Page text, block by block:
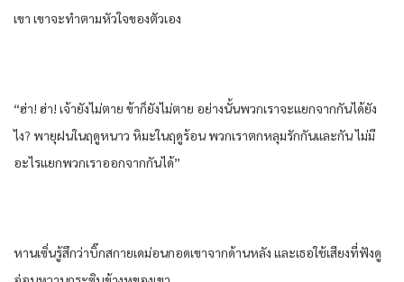
เขา เขาจะทําตามหัวใจของตัวเอง
“ฮ่า! ฮ่า! เจ้ายังไม่ตาย ข้าก็ยังไม่ตาย อย่างนั้นพวกเราจะแยกจากกันได้ยัง
ไง? พายุฝนในฤดูหนาว หิมะในฤดูร้อน พวกเราตกหลุมรักกันและกัน ไม่มี
อะไรแยกพวกเราออกจากกันได้”
หานเซิ่นรู้สึกว่าบิ๊กสกายเดม่อนกอดเขาจากด้านหลัง และเธอใช้เสียงที่ฟังดู